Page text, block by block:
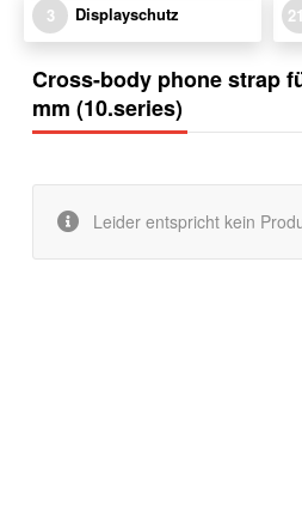
3 Displayschutz
Cross-body phone strap
mm (10.series)
Leider entspricht kein